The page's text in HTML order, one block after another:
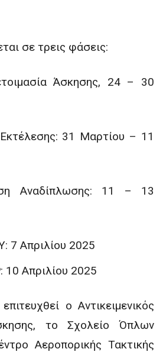
σε τρεις φάσεις:
Άσκησης, 24 – 30
31 Μαρτίου – 11
Αναδίπλωσης: 11 – 13
7 Απριλίου 2025
10 Απριλίου 2025
ο Αντικειμενικός
το Σχολείο Όπλων
Αεροπορικής Τακτικής